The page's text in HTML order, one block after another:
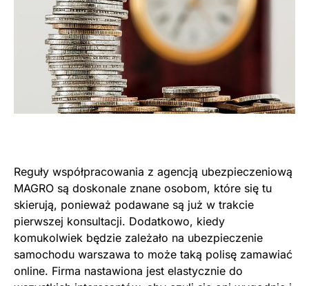
Reguły współpracowania z agencją ubezpieczeniową
MAGRO są doskonale znane osobom, które się tu
skierują, ponieważ podawane są już w trakcie
pierwszej konsultacji. Dodatkowo, kiedy
komukolwiek będzie zależało na ubezpieczenie
samochodu warszawa to może taką polisę zamawiać
online. Firma nastawiona jest elastycznie do